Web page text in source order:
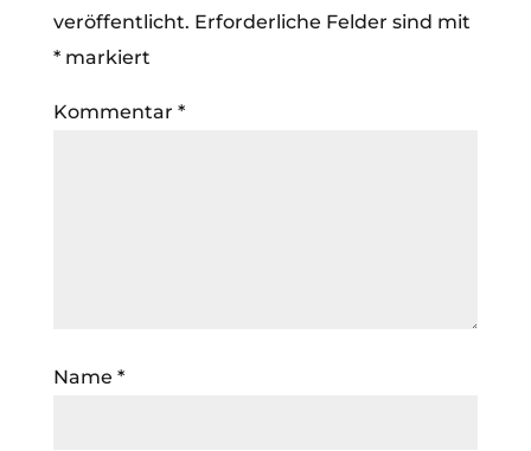
veröffentlicht. Erforderliche Felder sind mit
*markiert
Kommentar *
Name *